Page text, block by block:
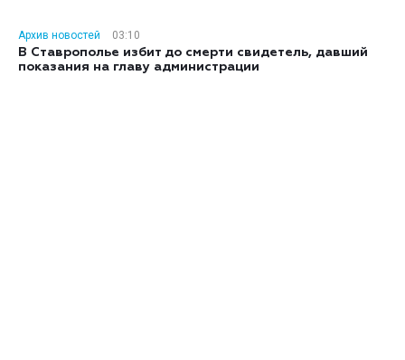
Архив новостей
03:10
В Ставрополье избит до смерти свидетель, давший
показания на главу администрации